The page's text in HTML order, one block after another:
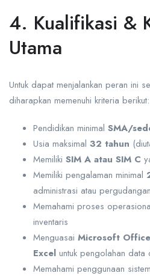
4. Kualifikasi &
Utama
Untuk dapat menjalankan peran ini
diharapkan memenuhi kriteria berikut:
Pendidikan minimal SMA/
Usia maksimal 32 tahun
Memiliki SIM A atau SIM C
Memiliki pengalaman minimal
administrasi atau
Memahami proses
inventaris
Menguasai Microsoft Office
Excel untuk pengolahan
Memahami penggunaan sistem